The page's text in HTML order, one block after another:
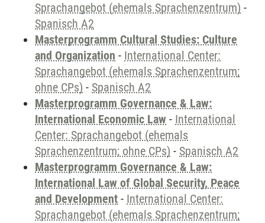
Sprachangebot (ehemals Sprachenzentrum) -
Spanisch A2
Masterprogramm Cultural Studies: Culture
and Organization - International Center:
Sprachangebot (ehemals Sprachenzentrum;
ohne CPs) - Spanisch A2
Masterprogramm Governance & Law:
International Economic Law - International
Center: Sprachangebot (ehemals
Sprachenzentrum; ohne CPs) - Spanisch A2
Masterprogramm Governance & Law:
International Law of Global Security, Peace
and Development - International Center:
Sprachangebot (ehemals Sprachenzentrum;